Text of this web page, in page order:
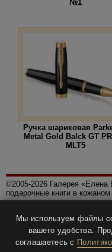
№1
Ручка шариковая
Metal Gold Balck GT
MLT5
©2005-2026 Галерея «Елена
подарочные книги в
Политика
Все права защищены.
Разработка и дизайнBTV-info
Мы используем файлы
вашего удобства.
соглашаетесь с